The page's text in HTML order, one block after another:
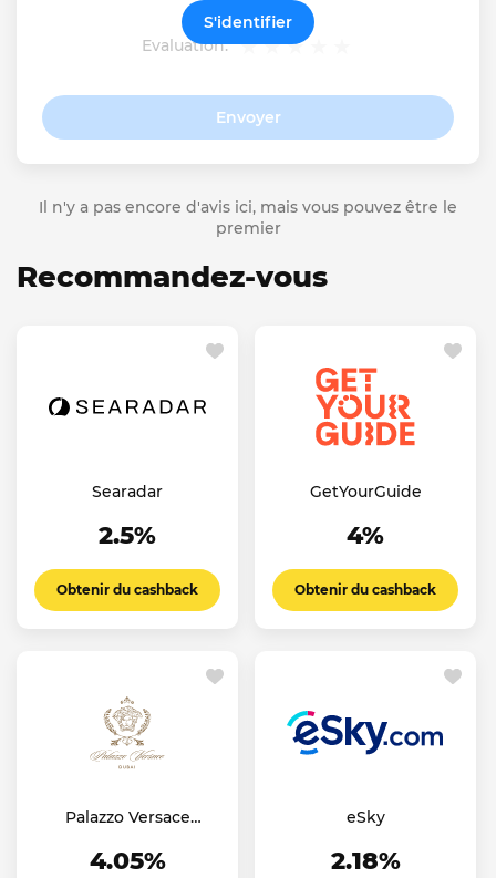
Evaluation:
Envoyer
S'identifier
Il n'y a pas encore d'avis ici, mais vous pouvez être le
premier
Recommandez-vous
Searadar
2.5%
Obtenir du cashback
GetYourGuide
4%
Obtenir du cashback
Palazzo Versace
4.05%
eSky
2.18%